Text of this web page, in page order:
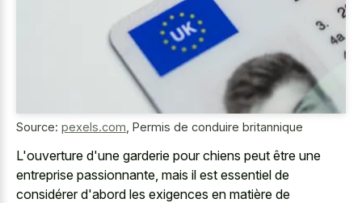
Source: pexels.com Permis de conduire britannique
L'ouverture d'une garderie pour chiens peut être une
entreprise passionnante, mais il est essentiel de
considérer d'abord les exigences en matière de